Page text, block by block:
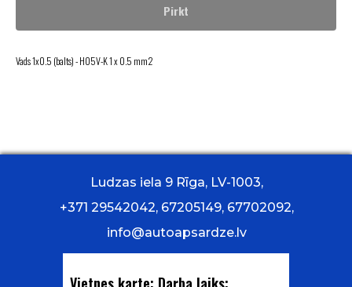
Pirkt
Vads 1x0.5 (balts) - H05V-K 1 x 0.5 mm2
Ludzas iela 9 Rīga, LV-1003,
+371 29542042, 67205149, 67702092,
info@autoapsardze.lv